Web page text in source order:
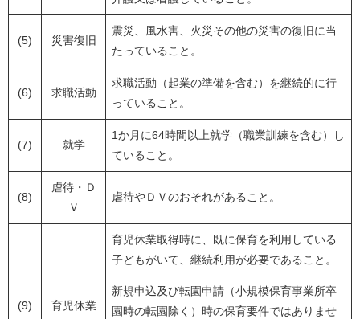
(5) 災害復旧
震災、風水害、火災その他の災害の復旧に当
たっていること。
(6) 求職活動
求職活動（起業の準備を含む）を継続的に行
っていること。
(7) 就学
1か月に64時間以上就学（職業訓練を含む）し
ていること。
(8)
虐待・Ｄ
Ｖ
虐待やＤＶのおそれがあること。
(9) 育児休業
育児休業取得時に、既に保育を利用している
子どもがいて、継続利用が必要であること。
新規申込及び転園申請（小規模保育事業所卒
園時の転園除く）時の保育要件ではありませ